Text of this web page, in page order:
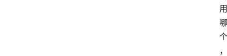
用
哪
个
，